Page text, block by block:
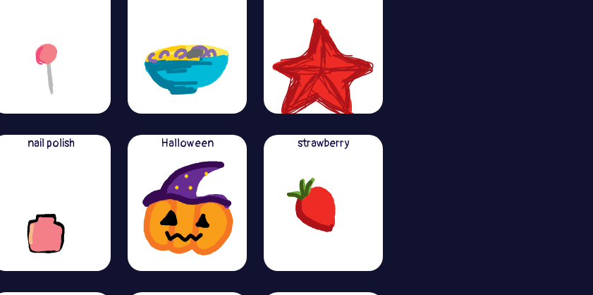
nail polish Halloween strawberry